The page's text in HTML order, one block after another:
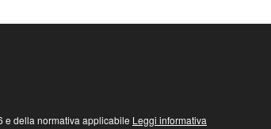
e della normativa applicabile Leggi informativa